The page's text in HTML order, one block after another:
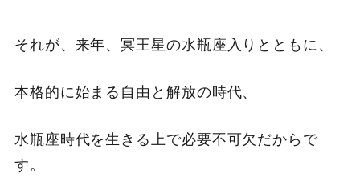
それが、来年、冥王星の水瓶座入りとともに、
本格的に始まる自由と解放の時代、
水瓶座時代を生きる上で必要不可欠だからで
す。